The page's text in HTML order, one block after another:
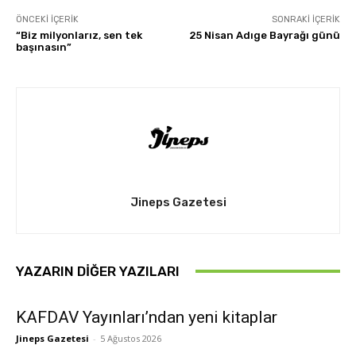
ÖNCEKI İÇERIK
“Biz milyonlarız, sen tek
başınasın”
SONRAKI İÇERIK
25 Nisan Adıge Bayrağı günü
Jineps Gazetesi
YAZARIN DIĞER YAZILARI
KAFDAV Yayınları’ndan yeni kitaplar
Jineps Gazetesi - 5 Ağustos 2026